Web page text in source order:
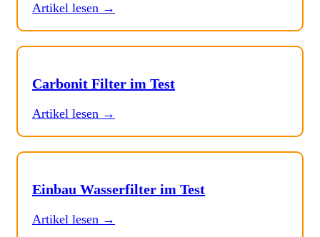
Artikel lesen →
Carbonit Filter im Test
Artikel lesen →
Einbau Wasserfilter im Test
Artikel lesen →